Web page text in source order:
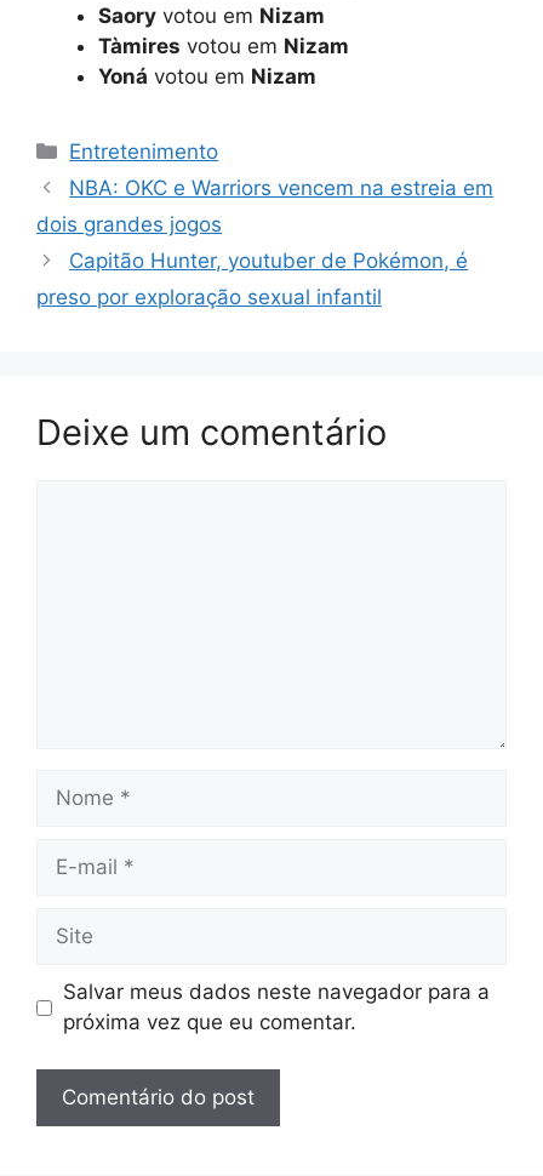
Saory votou em Nizam
Tàmires votou em Nizam
Yoná votou em Nizam
Categorias
Entretenimento
NBA: OKC e Warriors vencem na estreia em
dois grandes jogos
Capitão Hunter, youtuber de Pokémon, é
preso por exploração sexual infantil
Deixe um comentário
Nome
Site
Salvar meus dados neste navegador para a
próxima vez que eu comentar.